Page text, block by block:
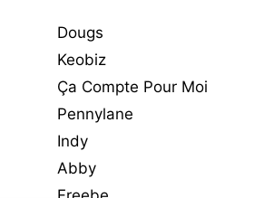
Dougs
Keobiz
Ça Compte Pour Moi
Pennylane
Indy
Abby